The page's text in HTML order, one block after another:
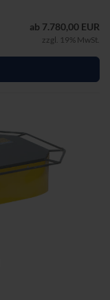
ab 7.780,00 EUR
zzgl. 19% MwSt.